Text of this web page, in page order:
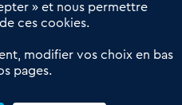
dédié aux transactions
au service du commerce de
» et nous permettre
ces cookies.
modifier vos choix en bas
pages.